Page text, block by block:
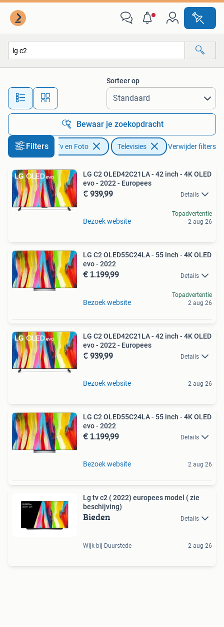
Alle afstanden…
Sorteer op
Bewaar je zoekopdracht
Filters
Audio, Tv en Foto Televisies Verwijder filters
LG C2 OLED42C21LA - 42 inch - 4K OLED
evo - 2022 - Europees
€ 939,99 Details
Bezoek website
Topadvertentie
2 aug 26
LG C2 OLED55C24LA - 55 inch - 4K OLED
evo - 2022
€ 1.199,99 Details
Bezoek website
Topadvertentie
2 aug 26
LG C2 OLED42C21LA - 42 inch - 4K OLED
evo - 2022 - Europees
€ 939,99 Details
Bezoek website 2 aug 26
LG C2 OLED55C24LA - 55 inch - 4K OLED
evo - 2022
€ 1.199,99 Details
Bezoek website 2 aug 26
Lg tv c2 ( 2022) europees model ( zie
beschijving)
Bieden Details
Wijk bij Duurstede 2 aug 26